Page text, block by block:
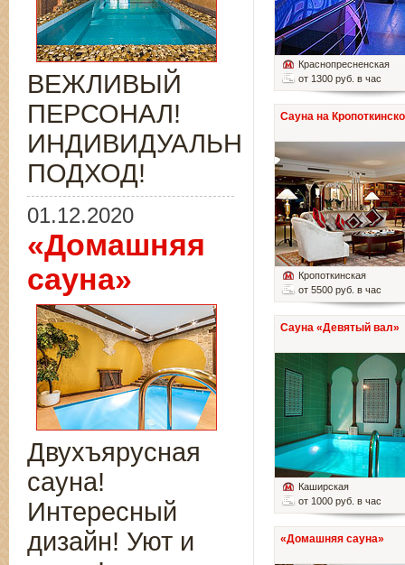
Краснопресненская
от 1300 руб. в час
Сауна на
Кропоткинская
от 5500 руб. в час
Сауна «Девятый вал»
Каширская
от 1000 руб. в час
«Домашняя сауна»
ВЕЖЛИВЫЙ
ПЕРСОНАЛ!
ИНДИВИДУАЛЬНЫЙ
ПОДХОД!
01.12.2020
«Домашняя
сауна»
Двухъярусная
сауна!
Интересный
дизайн! Уют и